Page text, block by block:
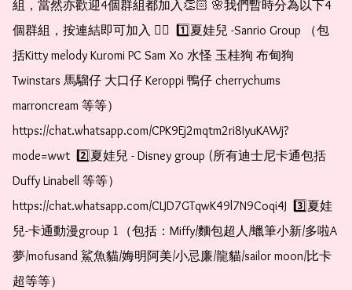
組，當然亦歡迎4個群組都加入👏🏻 🌸我們暫時分為以下4
個群組，按連結即可加入 👇🏻  1️⃣夏娃兒 -Sanrio Group （包
括Kitty melody Kuromi PC Sam Xo 水怪 玉桂狗 布甸狗
Twinstars 馬騮仔 大口仔 Keroppi 鴨仔 cherrychums
marroncream 等等）
https://chat.whatsapp.com/CPK9Ej2mqtm2ri8IyuKAWj?
mode=wwt  2️⃣夏娃兒 - Disney group (所有迪士尼卡通包括
Duffy Linabell 等等）
https://chat.whatsapp.com/CLJD7GTqwK49l7N9Coqi4J  3️⃣夏娃
兒-卡通動漫group 1（包括：Miffy/麵包超人/蠟筆小新/多啦A
夢/mofusand 鯊魚貓/娒明阿美/小忌廉/龍貓/sailor moon/比卡
超等等）